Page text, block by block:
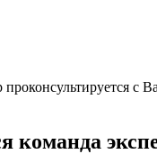
с
команда